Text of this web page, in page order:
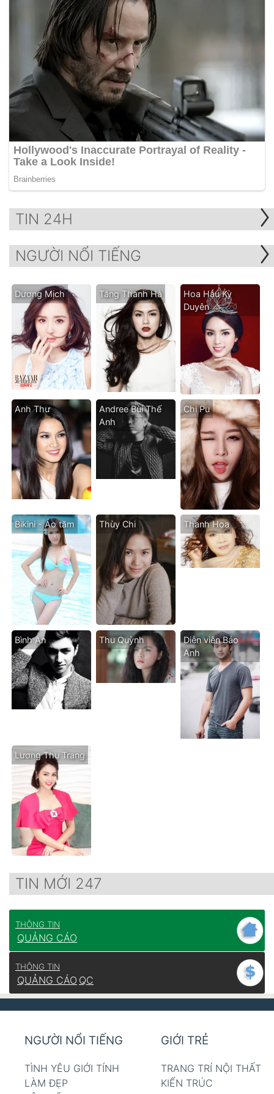
TIN 24H
NGƯỜI NỔI TIẾNG
Dương Mịch Tăng Thanh Hà
Hoa Hậu Kỳ
Duyên
Anh Thư
Andree Bùi Thế
Anh
Chi Pu
Bikini - Áo tăm Thùy Chi Thanh Hoa
Bình An Thu Quỳnh
Diễn viên Bảo
Anh
Lương Thu Trang
TIN MỚI 247
THÔNG TIN
QUẢNG CÁO
THÔNG TIN
QUẢNG CÁO QC
NGƯỜI NỔI TIẾNG
TÌNH YÊU GIỚI TÍNH
LÀM ĐẸP
GIỚI TRẺ
TRANG TRÍ NỘI THẤT
KIẾN TRÚC